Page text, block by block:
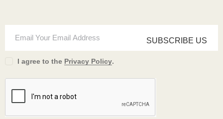
I agree to the Privacy Policy.
SUBSCRIBE US